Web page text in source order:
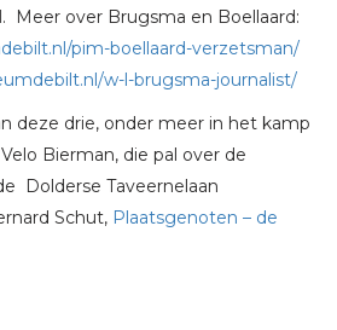
Meer over Brugsma en Boellaard:
pim-boellaard-verzetsman/
w-l-brugsma-journalist/
deze drie, onder meer in het kamp
Bierman, die pal over de
Dolderse Taveernelaan
Schut, Plaatsgenoten – de